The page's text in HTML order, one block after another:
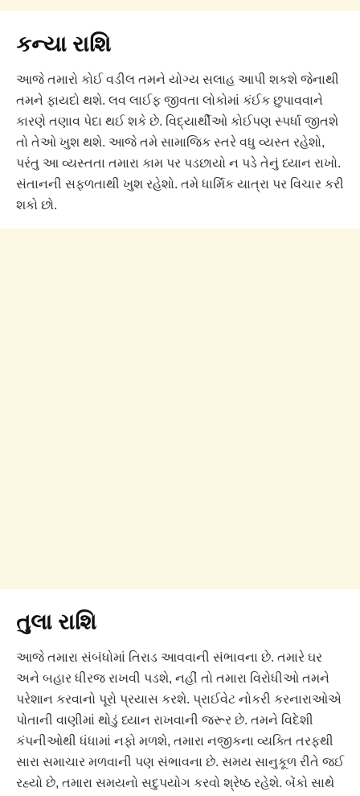
કન્યા રાશિ
આજે તમારો કોઈ વડીલ તમને યોગ્ય સલાહ આપી શકશે જેનાથી
તમને ફાયદો થશે. લવ લાઈફ જીવતા લોકોમાં કંઈક છુપાવવાને
કારણે તણાવ પેદા થઈ શકે છે. વિદ્યાર્થીઓ કોઈપણ સ્પર્ધા જીતશે
તો તેઓ ખુશ થશે. આજે તમે સામાજિક સ્તરે વધુ વ્યસ્ત રહેશો,
પરંતુ આ વ્યસ્તતા તમારા કામ પર પડછાયો ન પડે તેનું ધ્યાન રાખો.
સંતાનની સફળતાથી ખુશ રહેશો. તમે ધાર્મિક યાત્રા પર વિચાર કરી
શકો છો.
તુલા રાશિ
આજે તમારા સંબંધોમાં તિરાડ આવવાની સંભાવના છે. તમારે ઘર
અને બહાર ધીરજ રાખવી પડશે, નહીં તો તમારા વિરોધીઓ તમને
પરેશાન કરવાનો પૂરો પ્રયાસ કરશે. પ્રાઈવેટ નોકરી કરનારાઓએ
પોતાની વાણીમાં થોડું ધ્યાન રાખવાની જરૂર છે. તમને વિદેશી
કંપનીઓથી ધંધામાં નફો મળશે, તમારા નજીકના વ્યક્તિ તરફથી
સારા સમાચાર મળવાની પણ સંભાવના છે. સમય સાનુકૂળ રીતે જઈ
રહ્યો છે, તમારા સમયનો સદુપયોગ કરવો શ્રેષ્ઠ રહેશે. બેંકો સાથે